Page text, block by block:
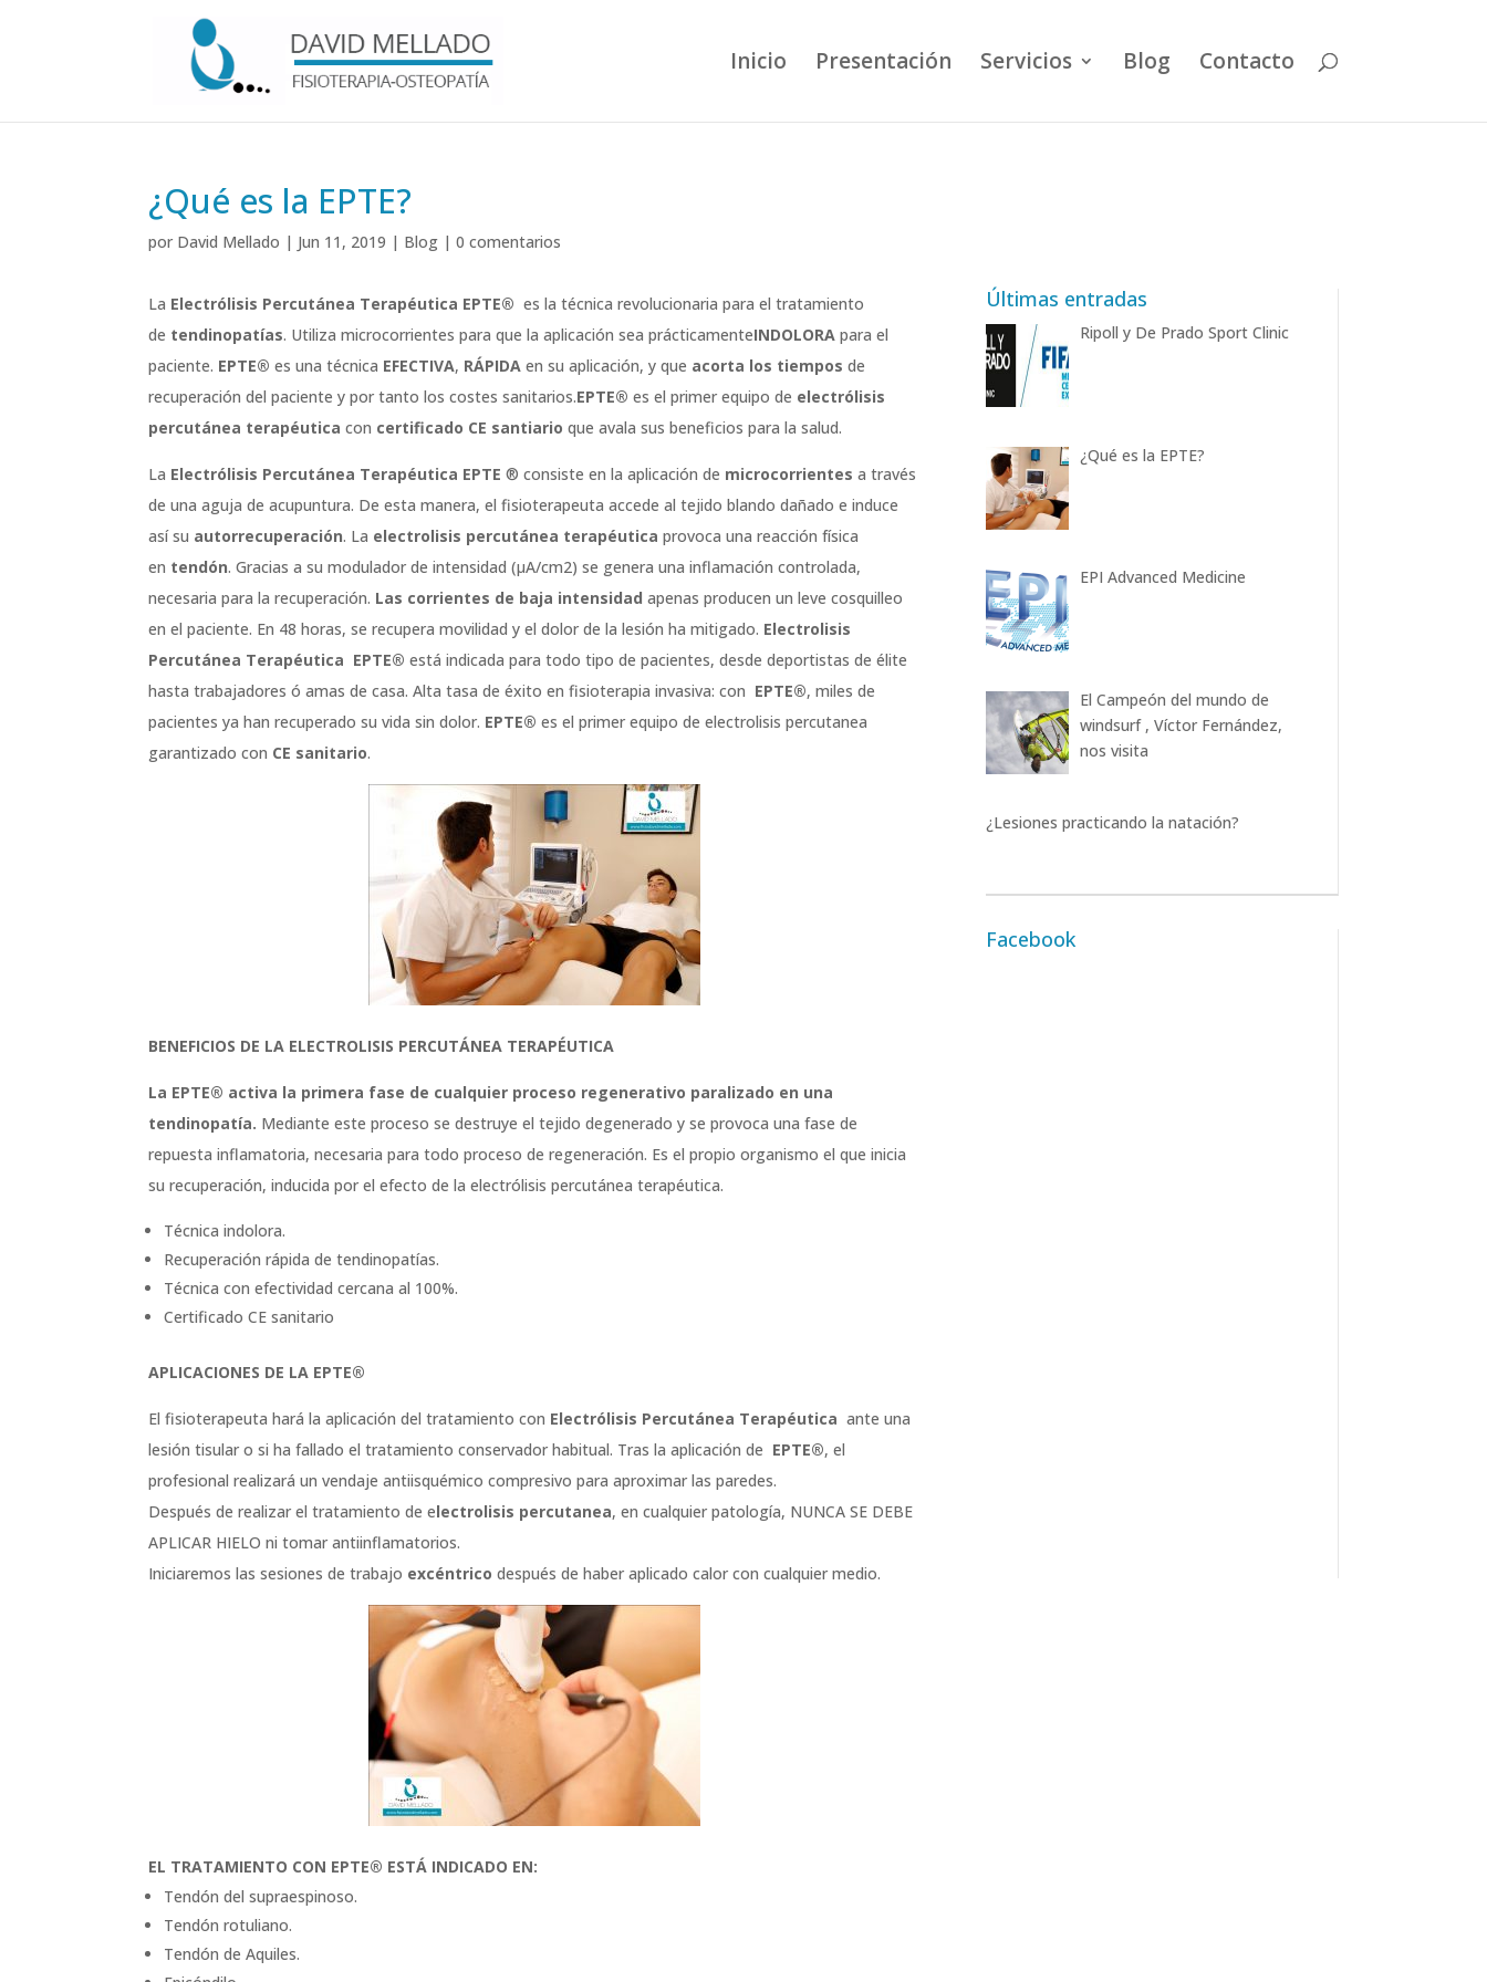
Inicio Presentación Servicios Blog Contacto
¿Qué es la EPTE?
por David Mellado | Jun 11, 2019 | Blog |0 comentarios
La Electrólisis Percutánea Terapéutica EPTE® es la técnica revolucionaria para el tratamiento
de tendinopatías. Utiliza microcorrientes para que la aplicación sea prácticamenteINDOLORA para el
paciente. EPTE® es una técnica EFECTIVA, RÁPIDA en su aplicación, y que acorta los tiempos de
recuperación del paciente y por tanto los costes sanitarios.EPTE® es el primer equipo de electrólisis
percutánea terapéutica con certificado CE santiario que avala sus beneficios para la salud.
La Electrólisis Percutánea Terapéutica EPTE® consiste en la aplicación de microcorrientes a través
de una aguja de acupuntura. De esta manera, el fisioterapeuta accede al tejido blando dañado e induce
así su autorrecuperación. La electrolisis percutánea terapéutica provoca una reacción física
en tendón. Gracias a su modulador de intensidad (μA/cm2) se genera una inflamación controlada,
necesaria para la recuperación. Las corrientes de baja intensidad apenas producen un leve cosquilleo
en el paciente. En 48 horas, se recupera movilidad y el dolor de la lesión ha mitigado. Electrolisis
Percutánea Terapéutica EPTE® está indicada para todo tipo de pacientes, desde deportistas de élite
hasta trabajadores ó amas de casa. Alta tasa de éxito en fisioterapia invasiva: con EPTE®, miles de
pacientes ya han recuperado su vida sin dolor. EPTE® es el primer equipo de electrolisis percutanea
garantizado con CE sanitario.
BENEFICIOS DE LA ELECTROLISIS PERCUTÁNEA TERAPÉUTICA
La EPTE® activa la primera fase de cualquier proceso regenerativo paralizado en una
tendinopatía. Mediante este proceso se destruye el tejido degenerado y se provoca una fase de
repuesta inflamatoria, necesaria para todo proceso de regeneración. Es el propio organismo el que inicia
su recuperación, inducida por el efecto de la electrólisis percutánea terapéutica.
Técnica indolora.
Recuperación rápida de tendinopatías.
Técnica con efectividad cercana al 100%.
Certificado CE sanitario
APLICACIONES DE LA EPTE®
El fisioterapeuta hará la aplicación del tratamiento con Electrólisis Percutánea Terapéutica ante una
lesión tisular o si ha fallado el tratamiento conservador habitual. Tras la aplicación de EPTE®, el
profesional realizará un vendaje antiisquémico compresivo para aproximar las paredes.
Después de realizar el tratamiento de electrolisis percutanea, en cualquier patología, NUNCA SE DEBE
APLICAR HIELO ni tomar antiinflamatorios.
Iniciaremos las sesiones de trabajo excéntrico después de haber aplicado calor con cualquier medio.
EL TRATAMIENTO CON EPTE® ESTÁ INDICADO EN:
Tendón del supraespinoso.
Tendón rotuliano.
Tendón de Aquiles.
Últimas entradas
Ripoll y De Prado Sport Clinic
¿Qué es la EPTE?
EPI Advanced Medicine
El Campeón del mundo de
windsurf , Víctor Fernández,
nos visita
¿Lesiones practicando la natación?
Facebook